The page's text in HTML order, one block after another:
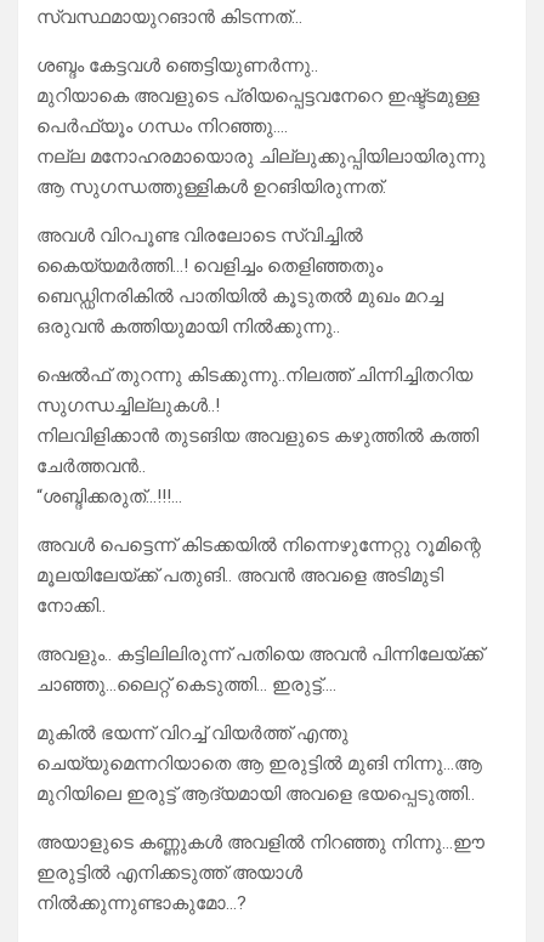
സ്വസ്ഥമായുറങാൻ കിടന്നത്…
ശബ്ദം കേട്ടവൾ ഞെട്ടിയുണർന്നു..
മുറിയാകെ അവളുടെ പ്രിയപ്പെട്ടവനേറെ ഇഷ്ട്ടമുള്ള
പെർഫ്യൂം ഗന്ധം നിറഞ്ഞു….
നല്ല മനോഹരമായൊരു ചില്ലുക്കുപ്പിയിലായിരുന്നു
ആ സുഗന്ധത്തുള്ളികൾ ഉറങിയിരുന്നത്.
അവൾ വിറപൂണ്ട വിരലോടെ സ്വിച്ചിൽ
കൈയ്യമർത്തി…! വെളിച്ചം തെളിഞ്ഞതും
ബെഡ്ഡിനരികിൽ പാതിയിൽ കൂടുതൽ മുഖം മറച്ച
ഒരുവൻ കത്തിയുമായി നിൽക്കുന്നു..
ഷെൽഫ് തുറന്നു കിടക്കുന്നു..നിലത്ത് ചിന്നിച്ചിതറിയ
സുഗന്ധച്ചില്ലുകൾ..!
നിലവിളിക്കാൻ തുടങിയ അവളുടെ കഴുത്തിൽ കത്തി
ചേർത്തവൻ..
“ശബ്ദിക്കരുത്…!!!…
അവൾ പെട്ടെന്ന് കിടക്കയിൽ നിന്നെഴുന്നേറ്റു റൂമിന്റെ
മൂലയിലേയ്ക്ക് പതുങി.. അവൻ അവളെ അടിമുടി
നോക്കി..
അവളും.. കട്ടിലിലിരുന്ന് പതിയെ അവൻ പിന്നിലേയ്ക്ക്
ചാഞ്ഞു…ലൈറ്റ് കെടുത്തി… ഇരുട്ട്….
മുകിൽ ഭയന്ന് വിറച്ച് വിയർത്ത് എന്തു
ചെയ്യുമെന്നറിയാതെ ആ ഇരുട്ടിൽ മുങി നിന്നു…ആ
മുറിയിലെ ഇരുട്ട് ആദ്യമായി അവളെ ഭയപ്പെടുത്തി..
അയാളുടെ കണ്ണുകൾ അവളിൽ നിറഞ്ഞു നിന്നു…ഈ
ഇരുട്ടിൽ എനിക്കടുത്ത് അയാൾ
നിൽക്കുന്നുണ്ടാകുമോ…?